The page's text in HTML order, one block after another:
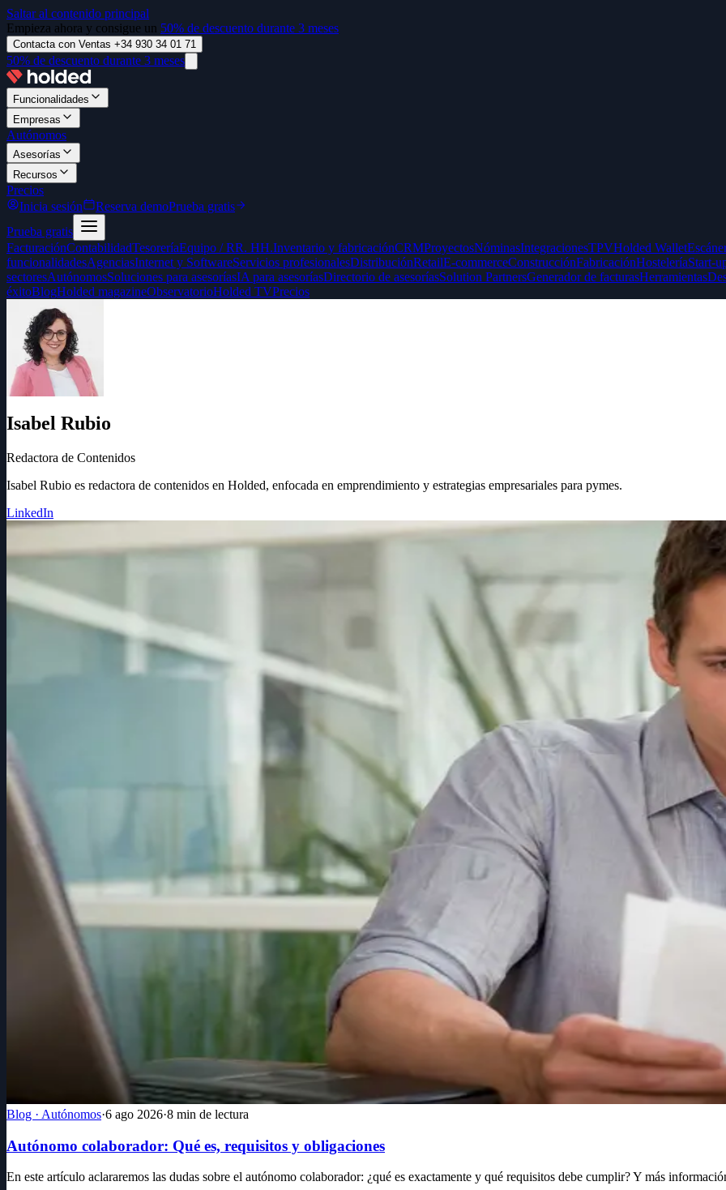
Saltar al contenido principal
Empieza ahora y consigue un 50% de descuento durante 3 meses
Contacta con Ventas +34 930 34 01 71
50% de descuento durante 3 meses
Funcionalidades
Empresas
Autónomos
Asesorías
Recursos
Precios
Inicia sesión
Reserva demoPrueba gratis
Prueba gratis
FacturaciónContabilidadTesoreríaEquipo / RR. HH.Inventario y fabricaciónCRMProyectosNóminasIntegracionesTPVHolded Wallet
funcionalidadesAgenciasInternet y SoftwareServicios profesionalesDistribuciónRetailE-commerceConstrucciónFabricaciónHosteleríaStart-
sectoresAutónomosSoluciones para asesoríasIA para asesoríasDirectorio de asesoríasSolution PartnersGenerador de facturasHerramientas
éxitoBlogHolded magazineObservatorioHolded TVPrecios
Isabel Rubio
Redactora de Contenidos
Isabel Rubio es redactora de contenidos en Holded, enfocada en emprendimiento y estrategias empresariales para pymes.
LinkedIn
Blog · Autónomos·6 ago 2026·8 min de lectura
Autónomo colaborador: Qué es, requisitos y obligaciones
En este artículo aclararemos las dudas sobre el autónomo colaborador: ¿qué es exactamente y qué requisitos debe cumplir? Y más